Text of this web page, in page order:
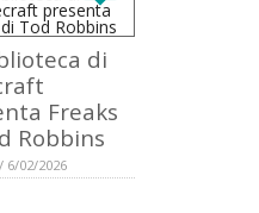
di
Freaks
Robbins
6/02/2026